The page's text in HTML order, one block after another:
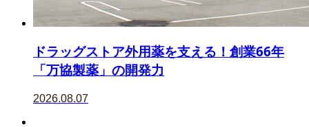
ドラッグストア外用薬を支える！創業66年
「万協製薬」の開発力
2026.08.07